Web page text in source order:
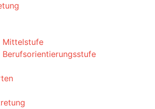
Mittelstufe